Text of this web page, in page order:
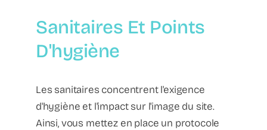
Sanitaires Et Points
D'hygiène
Les sanitaires concentrent l'exigence
d'hygiène et l'impact sur l'image du site.
Ainsi, vous mettez en place un protocole